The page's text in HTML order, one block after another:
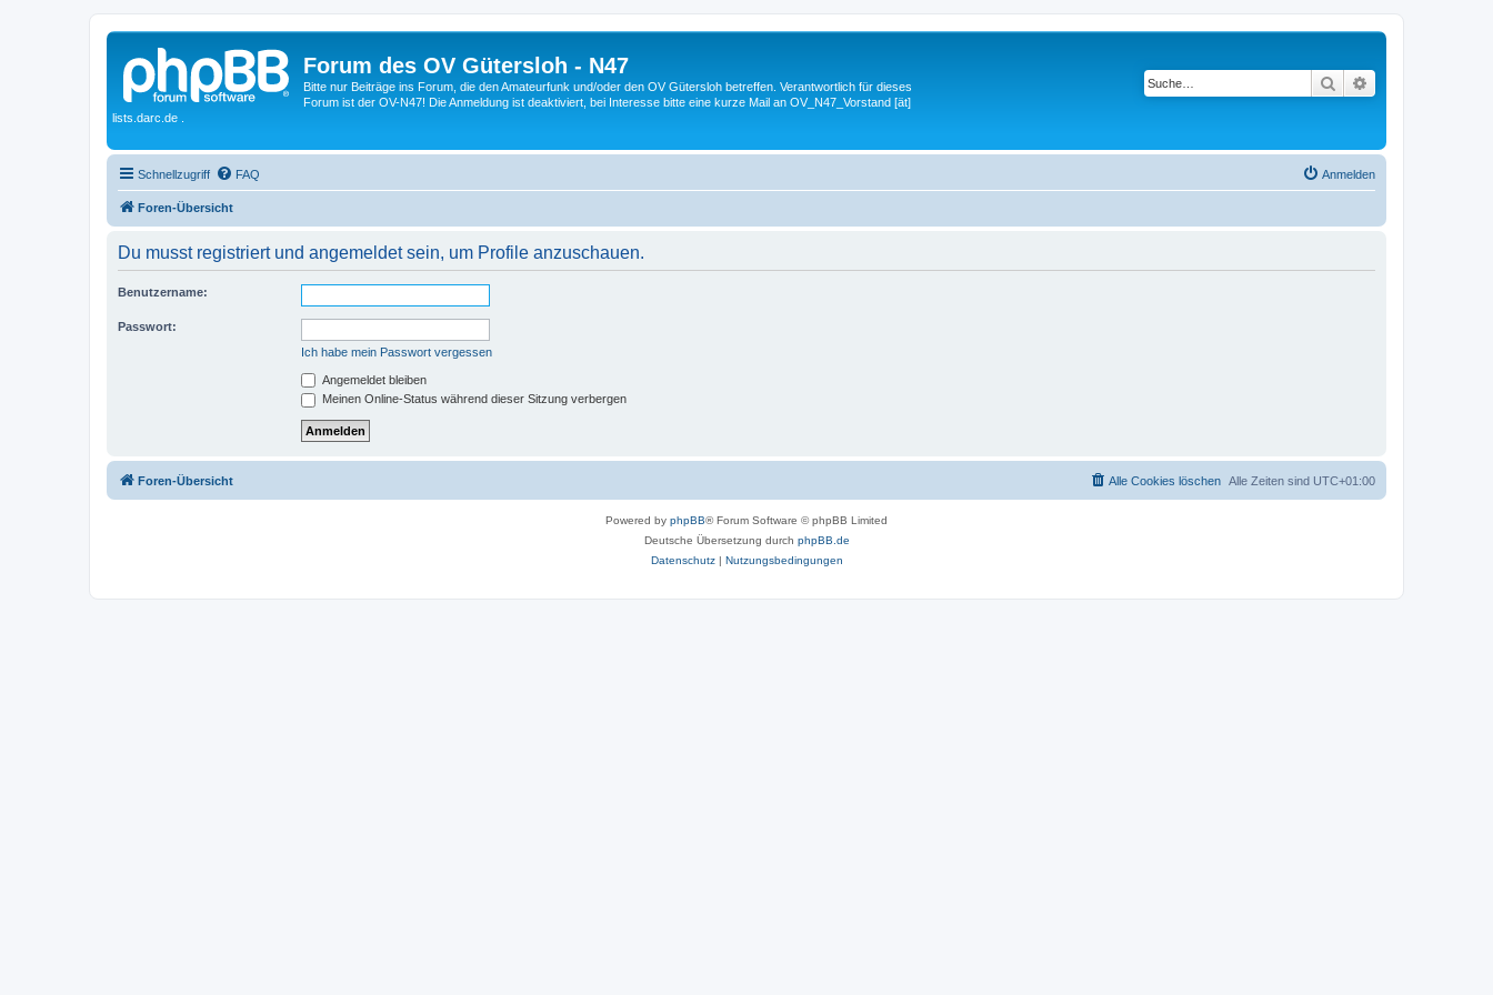
Forum des OV Gütersloh - N47
Bitte nur Beiträge ins Forum, die den Amateurfunk und/oder den OV Gütersloh betreffen. Verantwortlich für dieses
Forum ist der OV-N47! Die Anmeldung ist deaktiviert, bei Interesse bitte eine kurze Mail an OV_N47_Vorstand [ät]
lists.darc.de .
Suche
Schnellzugriff FAQ Anmelden
Foren-Übersicht
Du musst registriert und angemeldet sein, um Profile anzuschauen.
Benutzername:
Passwort:
Ich habe mein Passwort vergessen
Angemeldet bleiben
Meinen Online-Status während dieser Sitzung verbergen
Foren-Übersicht Alle Zeiten sind UTC+01:00
Alle Cookies löschen
Powered by phpBB® Forum Software © phpBB Limited
Deutsche Übersetzung durch phpBB.de
Datenschutz| Nutzungsbedingungen